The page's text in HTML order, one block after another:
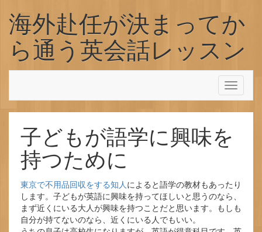
海外赴任が決まってか
ら通う英会話レッスン
子どもが語学に興味を
持つために
東京で不用品回収をする知人によると語学の教材もあったり
します。子どもが英語に興味を持ってほしいと思うのなら、
まず近くにいる大人が興味を持つことだと思います。もしも
自分が持てないのなら、近くにいる人でもいい。